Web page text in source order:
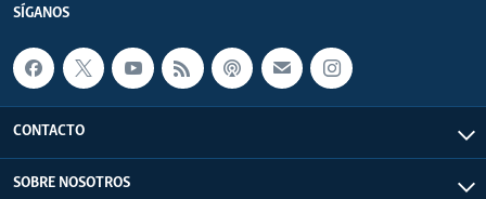
SÍGANOS
CONTACTO
SOBRE NOSOTROS